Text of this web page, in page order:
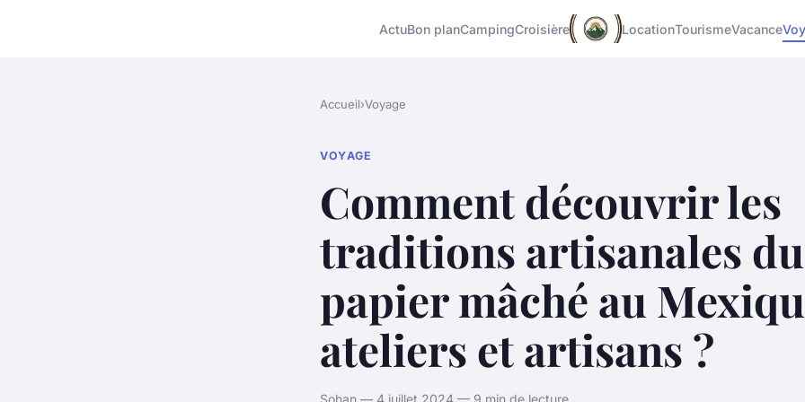
ActuBon planCampingCroisière LocationTourismeVacance
Accueil›Voyage
VOYAGE
Comment découvrir les
traditions artisanales du
papier mâché au
ateliers et artisans ?
Sohan — 4 juillet 2024 — 9 min de lecture